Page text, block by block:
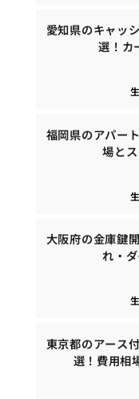
愛知県のキャッ
選！カ
福岡県のアパー
場と
大阪府の金庫鍵
れ・
東京都のアース
選！費用相